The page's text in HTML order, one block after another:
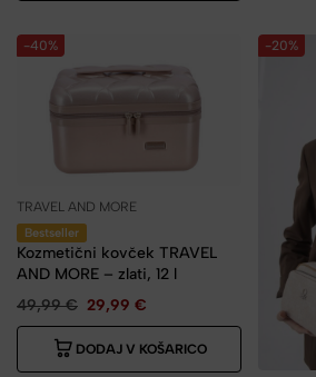
-40%
TRAVEL AND MORE
Bestseller
Kozmetični kovček TRAVEL
AND MORE – zlati, 12 l
49,99€ 29,99 €
DODAJ V KOŠARICO
-20%